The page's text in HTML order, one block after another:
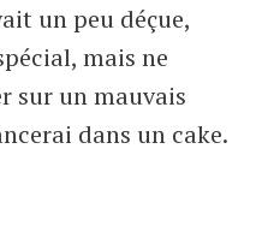
un peu déçue,
mais ne
sur un mauvais
dans un cake.